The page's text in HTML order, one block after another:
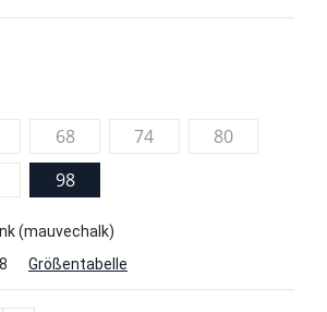
68 74
80
98
(mauvechalk)
Größentabelle